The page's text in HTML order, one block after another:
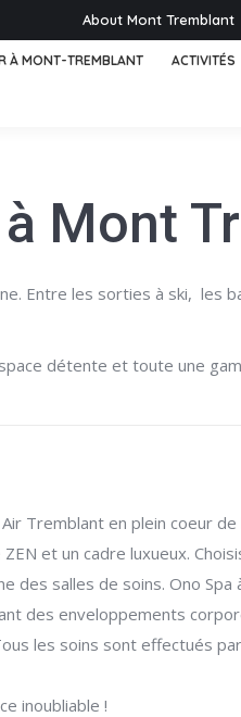
About Mont Tremblant
À MONT-TREMBLANT ACTIVITÉS
Mont
Entre les sorties à ski, les
détente et toute une
Tremblant en plein coeur
et un cadre luxueux.
des salles de soins. Ono
des enveloppements
les soins sont effectués
inoubliable !